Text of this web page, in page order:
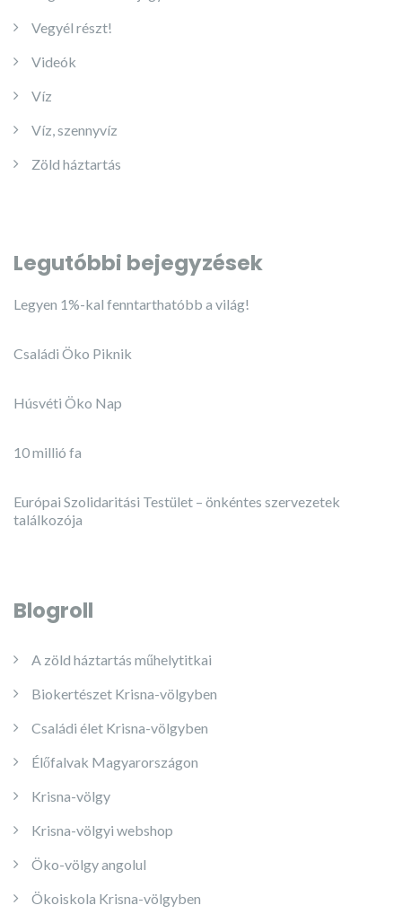
Vegyél részt!
Videók
Víz
Víz, szennyvíz
Zöld háztartás
Legutóbbi bejegyzések
Legyen 1%-kal fenntarthatóbb a világ!
Családi Öko Piknik
Húsvéti Öko Nap
10 millió fa
Európai Szolidaritási Testület – önkéntes szervezetek
találkozója
Blogroll
A zöld háztartás műhelytitkai
Biokertészet Krisna-völgyben
Családi élet Krisna-völgyben
Élőfalvak Magyarországon
Krisna-völgy
Krisna-völgyi webshop
Öko-völgy angolul
Ökoiskola Krisna-völgyben